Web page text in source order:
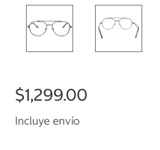
$1,299.00
Incluye envío